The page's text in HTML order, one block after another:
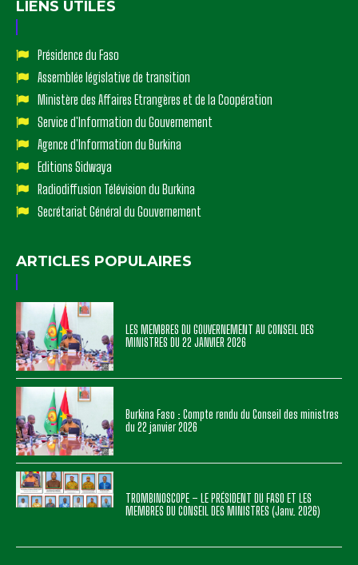
LIENS UTILES
Présidence du Faso
Assemblée législative de transition
Ministère des Affaires Etrangères et de la Coopération
Service d'Information du Gouvernement
Agence d'Information du Burkina
Editions Sidwaya
Radiodiffusion Télévision du Burkina
Secrétariat Général du Gouvernement
ARTICLES POPULAIRES
LES MEMBRES DU GOUVERNEMENT AU CONSEIL DES
MINISTRES DU 22 JANVIER 2026
Burkina Faso : Compte rendu du Conseil des ministres
du 22 janvier 2026
TROMBINOSCOPE – LE PRÉSIDENT DU FASO ET LES
MEMBRES DU CONSEIL DES MINISTRES (Janv. 2026)